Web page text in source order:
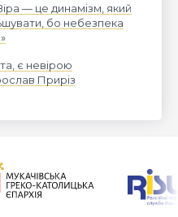
— це динамізм, який
бо небезпека
є невірою
Приріз